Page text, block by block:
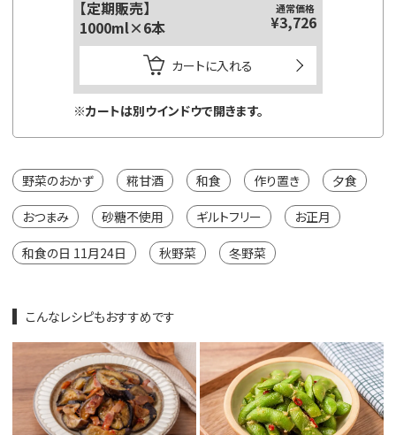
【定期販売】
1000ml×6本
通常価格
¥3,726
カートに入れる
※カートは別ウインドウで開きます。
野菜のおかず 糀甘酒 和食 作り置き 夕食
おつまみ 砂糖不使用 ギルトフリー お正月
和食の日 11月24日 秋野菜 冬野菜
こんなレシピもおすすめです